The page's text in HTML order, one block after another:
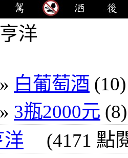
洋
» 白葡萄酒 (10)
» 3瓶2000元 (8)
洋 (4171 點